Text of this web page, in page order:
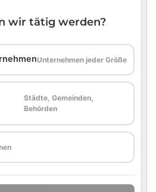
wir tätig werden?
Unternehmen jeder Größe
Städte, Gemeinden,
Behörden